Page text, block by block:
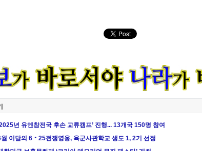
년 유엔참전국 후손 교류캠프’ 진행... 13개국 150명 참여
월 이달의 6‧25전쟁영웅, 육군사관학교 생도 1, 2기 선정